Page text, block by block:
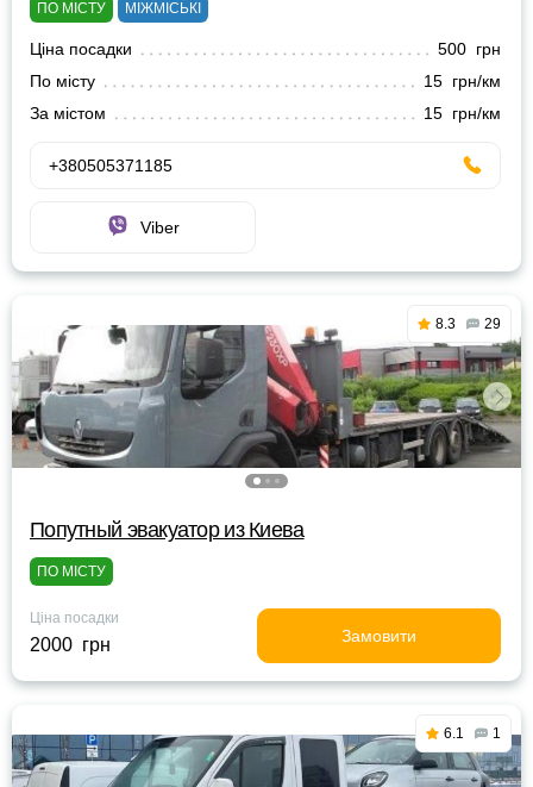
ПО МІСТУ МІЖМІСЬКІ
Ціна посадки
500 грн
По місту
15 грн/км
За містом
15 грн/км
+380505371185
Viber
8.3 29
Попутный эвакуатор из Киева
ПО МІСТУ
Ціна посадки
2000 грн Замовити
6.1 1